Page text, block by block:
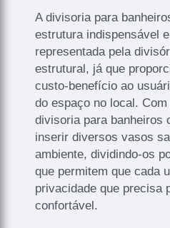
A divisoria para
estrutura indispensável
representada pela
estrutural, já que
custo-benefício ao
do espaço no local.
divisoria para banheiros
inserir diversos vasos
ambiente, dividindo-os
que permitem que cada
privacidade que precisa
confortável.